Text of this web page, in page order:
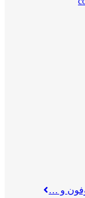
و …